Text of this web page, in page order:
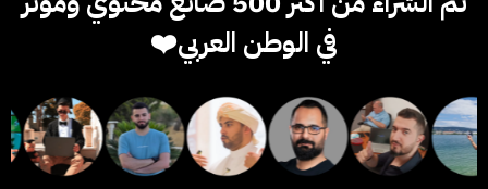
في الوطن العربي❤️